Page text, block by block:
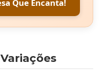
Que Encanta!